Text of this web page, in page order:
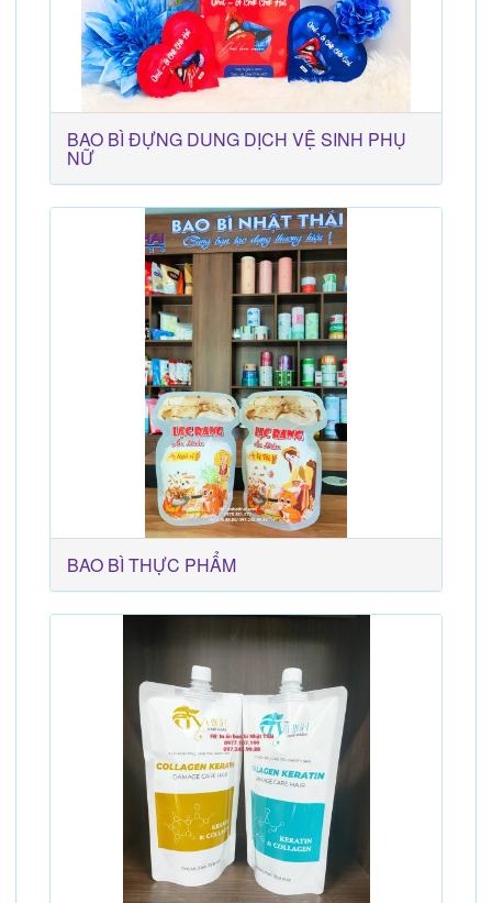
BAO BÌ ĐỰNG DUNG DỊCH VỆ SINH PHỤ
NỮ
BAO BÌ THỰC PHẨM